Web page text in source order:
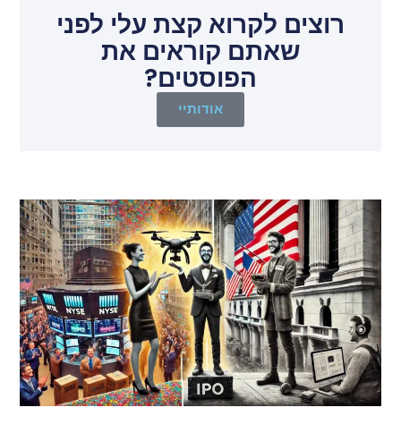
רוצים לקרוא קצת עלי לפני
שאתם קוראים את
הפוסטים?
אודותיי